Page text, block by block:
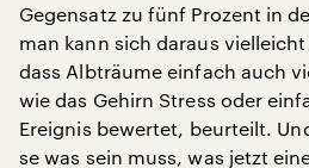
Gegensatz zu fünf Prozent in
man kann sich daraus
dass Albträume einfach auch
wie das Gehirn Stress oder
Ereignis bewertet, beurteilt.
se was sein muss, was jetzt